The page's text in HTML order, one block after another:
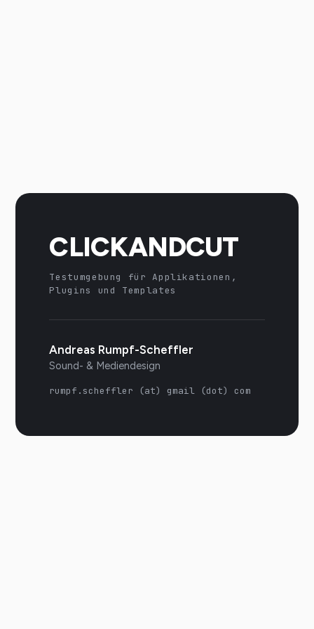
CLICKANDCUT
Testumgebung für Applikationen,
Plugins und Templates
Andreas Rumpf-Scheffler
Sound- & Mediendesign
rumpf.scheffler (at) gmail (dot) com